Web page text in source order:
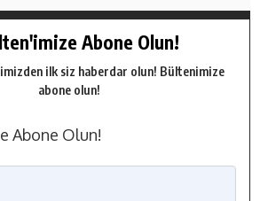
Abone Olun!
ilk siz haberdar olun! Bültenimize
abone olun!
Abone Olun!